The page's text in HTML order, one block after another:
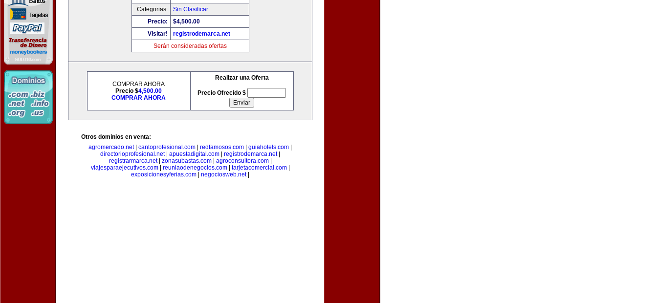
Categorias:
Sin Clasificar
Precio:
$4,500.00
Visitar!
registrodemarca.net
Serán consideradas ofertas
COMPRAR AHORA
Precio $4,500.00
COMPRAR AHORA
Realizar una Oferta
Precio Ofrecido $
Otros dominios en venta:
agromercado.net| cantoprofesional.com redfamosos.com guiahotels.com
directorioprofesional.net| apuestadigital.com registrodemarca.net|
registrarmarca.net| zonasubastas.com| agroconsultora.com|
viajesparaejecutivos.com| reuniaodenegocios.com| tarjetacomercial.com|
exposicionesyferias.com
negociosweb.net|